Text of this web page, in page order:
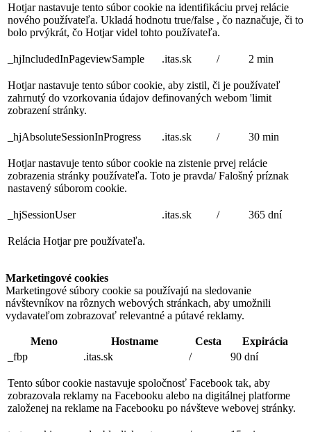
Hotjar nastavuje tento súbor cookie na identifikáciu prvej relácie
nového používateľa. Ukladá hodnotu true/false , čo naznačuje, či to
bolo prvýkrát, čo Hotjar videl tohto používateľa.
_hjIncludedInPageviewSample .itas.sk / 2 min
Hotjar nastavuje tento súbor cookie, aby zistil, či je používateľ
zahrnutý do vzorkovania údajov definovaných webom 'limit
zobrazení stránky.
_hjAbsoluteSessionInProgress .itas.sk / 30 min
Hotjar nastavuje tento súbor cookie na zistenie prvej relácie
zobrazenia stránky používateľa. Toto je pravda/ Falošný príznak
nastavený súborom cookie.
_hjSessionUser .itas.sk / 365 dní
Relácia Hotjar pre používateľa.
Marketingové cookies
Marketingové súbory cookie sa používajú na sledovanie
návštevníkov na rôznych webových stránkach, aby umožnili
vydavateľom zobrazovať relevantné a pútavé reklamy.
Meno Hostname Cesta
Expirácia
_fbp
.itas.sk / 90 dní
Tento súbor cookie nastavuje spoločnosť Facebook tak, aby
zobrazovala reklamy na Facebooku alebo na digitálnej platforme
založenej na reklame na Facebooku po návšteve webovej stránky.